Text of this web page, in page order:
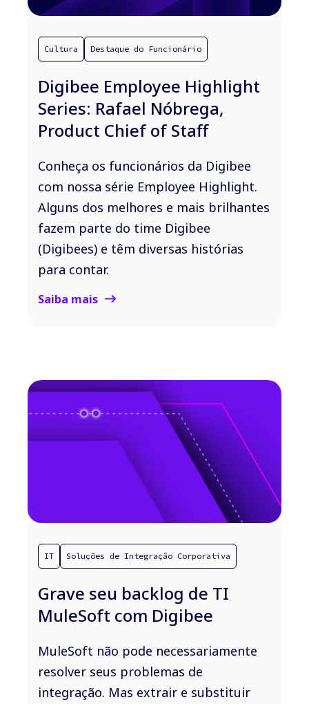
Cultura Destaque do Funcionário
Digibee Employee Highlight
Series: Rafael Nóbrega,
Product Chief of Staff
Conheça os funcionários da Digibee
com nossa série Employee Highlight.
Alguns dos melhores e mais brilhantes
fazem parte do time Digibee
(Digibees) e têm diversas histórias
para contar.
Saiba mais
IT Soluções de Integração Corporativa
Grave seu backlog de TI
MuleSoft com Digibee
MuleSoft não pode necessariamente
resolver seus problemas de
integração. Mas extrair e substituir